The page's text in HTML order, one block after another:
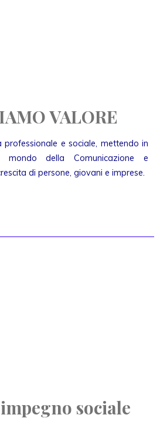
VALORE
e sociale, mettendo in
della Comunicazione e
di persone, giovani e imprese.
sociale